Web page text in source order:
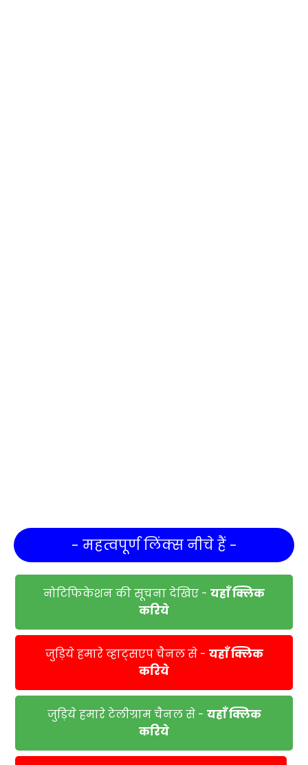
- महत्वपूर्ण लिंक्स नीचे हैं -
नोटिफिकेशन की सूचना देखिए - यहाँ क्लिक
करिये
जुड़िये हमारे व्हाट्सएप चैनल से - यहाँ क्लिक
करिये
जुड़िये हमारे टेलीग्राम चैनल से - यहाँ क्लिक
करिये